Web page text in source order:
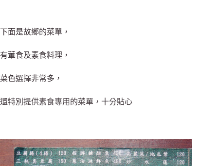
下面是故鄉的菜單，
有葷食及素食料理，
菜色選擇非常多，
還特別提供素食專用的菜單，十分貼心